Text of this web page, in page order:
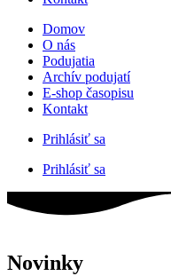
Domov
O nás
Podujatia
Archív podujatí
E-shop časopisu
Kontakt
Prihlásiť sa
Prihlásiť sa
Novinky